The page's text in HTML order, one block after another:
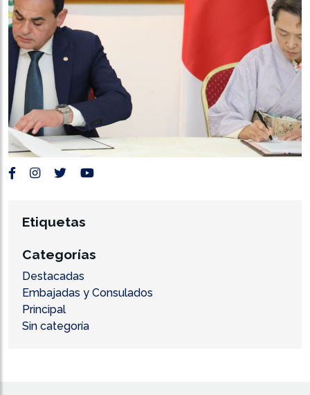
Etiquetas
Categorías
Destacadas
Embajadas y Consulados
Principal
Sin categoría